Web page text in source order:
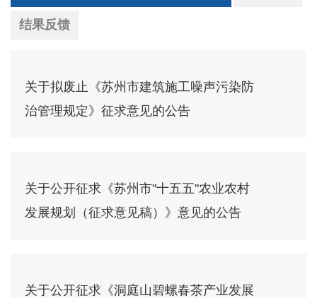
结果反馈
关于拟废止《苏州市建筑施工噪声污染防
治管理规定》征求意见的公告
关于公开征求《苏州市"十五五"农业农村
发展规划（征求意见稿）》意见的公告
关于公开征求《洞庭山碧螺春茶产业发展